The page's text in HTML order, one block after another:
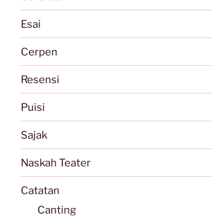
Esai
Cerpen
Resensi
Puisi
Sajak
Naskah Teater
Catatan
Canting